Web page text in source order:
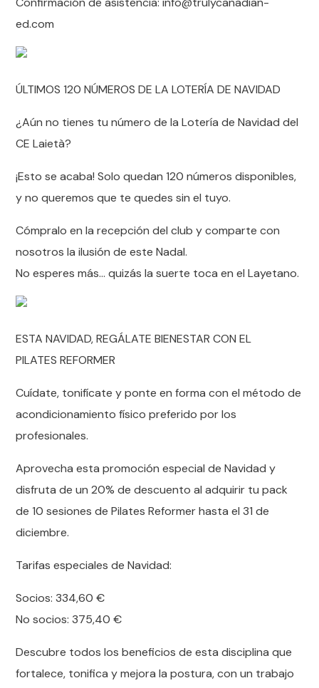
ed.com
ÚLTIMOS 120 NÚMEROS DE LA LOTERÍA DE NAVIDAD
¿Aún no tienes tu número de la Lotería de Navidad del
CE Laietà?
¡Esto se acaba! Solo quedan 120 números disponibles,
y no queremos que te quedes sin el tuyo.
Cómpralo en la recepción del club y comparte con
nosotros la ilusión de este Nadal.
No esperes más… quizás la suerte toca en el Layetano.
ESTA NAVIDAD, REGÁLATE BIENESTAR CON EL
PILATES REFORMER
Cuídate, tonifícate y ponte en forma con el método de
acondicionamiento físico preferido por los
profesionales.
Aprovecha esta promoción especial de Navidad y
disfruta de un 20% de descuento al adquirir tu pack
de 10 sesiones de Pilates Reformer hasta el 31 de
diciembre.
Tarifas especiales de Navidad:
Socios: 334,60 €
No socios: 375,40 €
Descubre todos los beneficios de esta disciplina que
fortalece, tonifica y mejora la postura, con un trabajo